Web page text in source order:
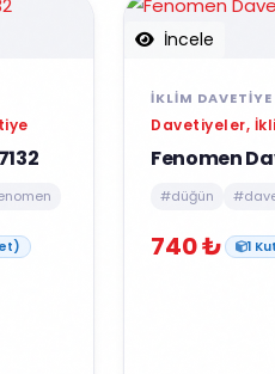
İncele
İKLIM DAVETIYE
Davetiyeler,
Fenomen
#düğün
740 ₺ 1